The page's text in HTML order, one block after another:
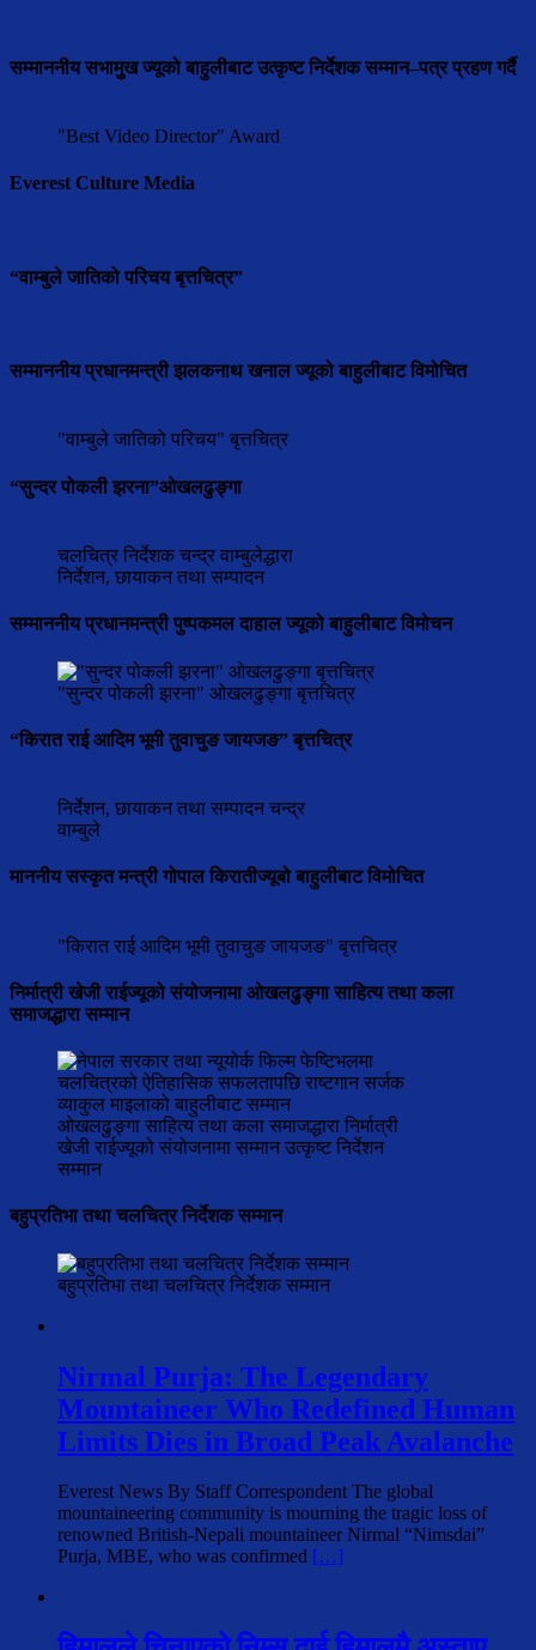
सम्माननीय सभामुुख ज्यूको बाहुलीबाट उत्कृष्ट निर्देशक सम्मान–पत्र प्रहण गर्दै
"Best Video Director" Award
Everest Culture Media
“वाम्बुले जातिको परिचय बृत्तचित्र”
सम्माननीय प्रधानमन्त्री झलकनाथ खनाल ज्यूको बाहुलीबाट विमोचित
"वाम्बुले जातिको परिचय" बृत्तचित्र
“सुन्दर पोकली झरना”ओखलढुङ्गा
चलचित्र निर्देशक चन्द्र वाम्बुलेद्धारा
निर्देशन, छायाकन तथा सम्पादन
सम्माननीय प्रधानमन्त्री पुष्पकमल दाहाल ज्यूको बाहुलीबाट विमोचन
"सुन्दर पोकली झरना" ओखलढुङ्गा बृत्तचित्र
“किरात राई आदिम भूमी तुवाचुङ जायजङ” बृत्तचित्र
निर्देशन, छायाकन तथा सम्पादन चन्द्र
वाम्बुले
माननीय सस्कृत मन्त्री गोपाल किरातीज्यूबो बाहुलीबाट विमोचित
"किरात राई आदिम भूमी तुवाचुङ जायजङ" बृत्तचित्र
निर्मात्री खेजी राईज्यूको संयोजनामा ओखलढुङ्गा साहित्य तथा कला
समाजद्धारा सम्मान
ओखलढुङ्गा साहित्य तथा कला समाजद्धारा निर्मात्री
खेजी राईज्यूको संयोजनामा सम्मान उत्कृष्ट निर्देशन
सम्मान
बहुप्रतिभा तथा चलचित्र निर्देशक सम्मान
बहुप्रतिभा तथा चलचित्र निर्देशक सम्मान
Nirmal Purja: The Legendary
Mountaineer Who Redefined Human
Limits Dies in Broad Peak Avalanche
Everest News By Staff Correspondent The global
mountaineering community is mourning the tragic loss of
renowned British-Nepali mountaineer Nirmal “Nimsdai”
Purja, MBE, who was confirmed […]